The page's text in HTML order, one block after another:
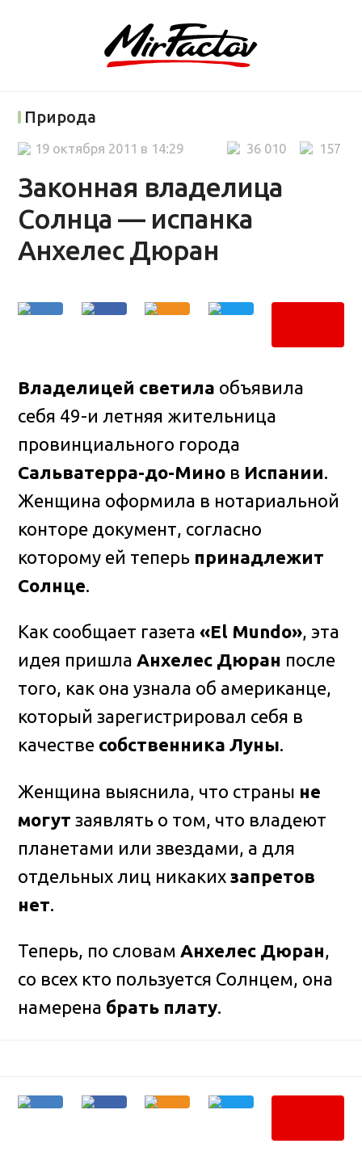
Природа
Законная владелица
Солнца — испанка
Анхелес Дюран
157
36 010
19 октября 2011 в 14:29
Владелицей светила объявила
себя 49-и летняя жительница
провинциального города
Сальватерра-до-Мино в Испании.
Женщина оформила в нотариальной
конторе документ, согласно
которому ей теперь принадлежит
Солнце.
Как сообщает газета«El Mundo», эта
идея пришлаАнхелес Дюран после
того, как она узнала об американце,
который зарегистрировал себя в
качестве собственника Луны.
Женщина выяснила, что страны не
могут заявлять о том, что владеют
планетами или звездами, а для
отдельных лиц никакихзапретов
нет.
Теперь, по словамАнхелес Дюран,
со всех кто пользуется Солнцем, она
намерена брать плату.